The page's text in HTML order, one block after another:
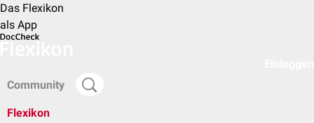
Das Flexikon
als App
Community
Flexikon